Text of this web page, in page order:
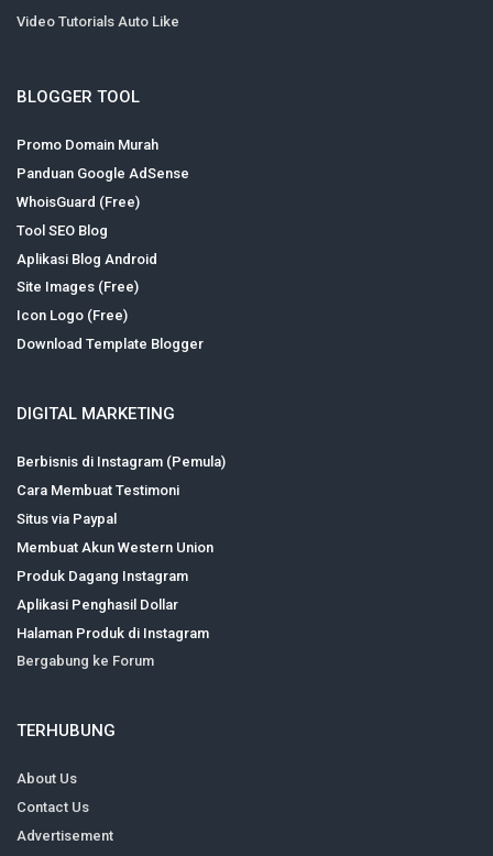
Video Tutorials Auto Like
BLOGGER TOOL
Promo Domain Murah
Panduan Google AdSense
WhoisGuard (Free)
Tool SEO Blog
Aplikasi Blog Android
Site Images (Free)
Icon Logo (Free)
Download Template Blogger
DIGITAL MARKETING
Berbisnis di Instagram (Pemula)
Cara Membuat Testimoni
Situs via Paypal
Membuat Akun Western Union
Produk Dagang Instagram
Aplikasi Penghasil Dollar
Halaman Produk di Instagram
Bergabung ke Forum
TERHUBUNG
About Us
Contact Us
Advertisement